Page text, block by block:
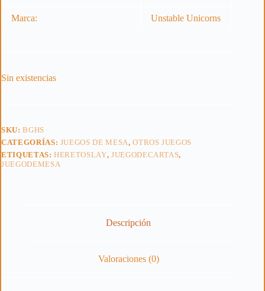
Marca: Unstable Unicorns
Sin existencias
SKU:BGHS
CATEGORÍAS: JUEGOS DE MESA,OTROS JUEGOS
ETIQUETAS:HERETOSLAY, JUEGODECARTAS,
JUEGODEMESA
Descripción
Valoraciones (0)